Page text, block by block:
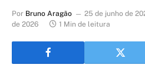
Por Bruno Aragão 25 de junho de
de 2026
1 Min de leitura